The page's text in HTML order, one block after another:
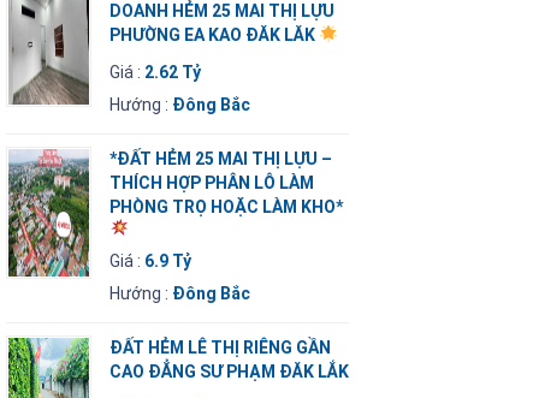
DOANH HẺM 25 MAI THỊ LỰU
PHƯỜNG EA KAO ĐĂK LĂK
Giá : 2.62 Tỷ
Hướng : Đông Bắc
*ĐẤT HẺM 25 MAI THỊ LỰU –
THÍCH HỢP PHÂN LÔ LÀM
PHÒNG TRỌ HOẶC LÀM KHO*
Giá : 6.9 Tỷ
Hướng : Đông Bắc
ĐẤT HẺM LÊ THỊ RIÊNG GẦN
CAO ĐẲNG SƯ PHẠM ĐĂK LẮK